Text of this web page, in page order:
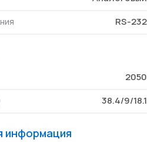
RS-232
2050
38.4/9/18.1
информация